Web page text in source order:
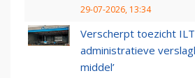
29-07-2026, 13:34
Verscherpt toezicht
administratieve
middel’